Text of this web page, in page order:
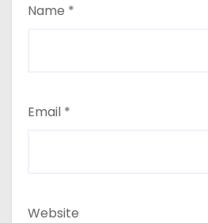
Name *
Email *
Website